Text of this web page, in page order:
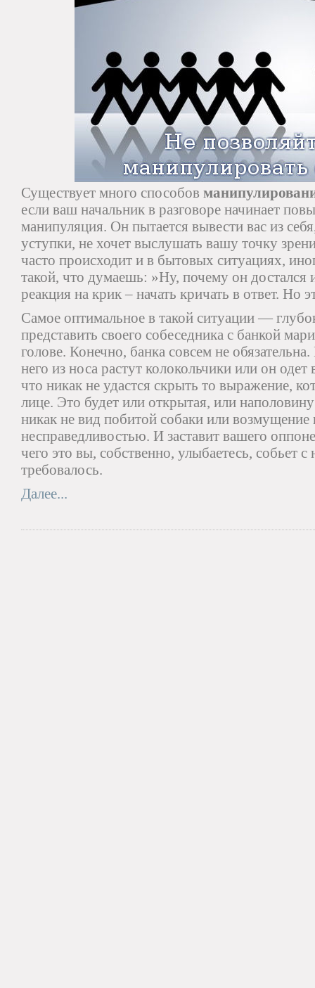
Существует много способов
если ваш начальник в разговоре начинает
манипуляция. Он пытается вывести вас из
уступки, не хочет выслушать вашу точку
часто происходит и в бытовых ситуациях,
такой, что думаешь: »Ну, почему он достался
реакция на крик – начать кричать в ответ. Но
Самое оптимальное в такой ситуации —
представить своего собеседника с банкой
голове. Конечно, банка совсем не
него из носа растут колокольчики или он
что никак не удастся скрыть то выражение,
лице. Это будет или открытая, или
никак не вид побитой собаки или возмущение
несправедливостью. И заставит вашего
чего это вы, собственно, улыбаетесь, собьет
требовалось.
Далее...